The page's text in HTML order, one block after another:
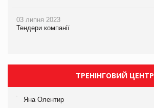
03 липня 2023
Тендери компанії
ТРЕНІНГОВИЙ ЦЕНТР
Яна Олентир